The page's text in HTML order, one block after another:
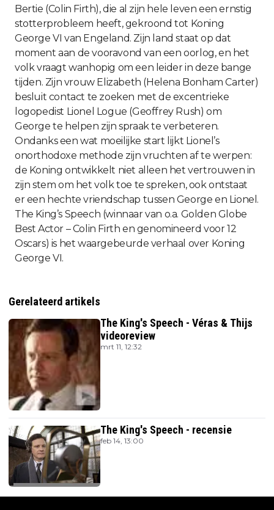
Bertie (Colin Firth), die al zijn hele leven een ernstig
stotterprobleem heeft, gekroond tot Koning
George VI van Engeland. Zijn land staat op dat
moment aan de vooravond van een oorlog, en het
volk vraagt wanhopig om een leider in deze bange
tijden. Zijn vrouw Elizabeth (Helena Bonham Carter)
besluit contact te zoeken met de excentrieke
logopedist Lionel Logue (Geoffrey Rush) om
George te helpen zijn spraak te verbeteren.
Ondanks een wat moeilijke start lijkt Lionel’s
onorthodoxe methode zijn vruchten af te werpen:
de Koning ontwikkelt niet alleen het vertrouwen in
zijn stem om het volk toe te spreken, ook ontstaat
er een hechte vriendschap tussen George en Lionel.
The King’s Speech (winnaar van o.a. Golden Globe
Best Actor – Colin Firth en genomineerd voor 12
Oscars) is het waargebeurde verhaal over Koning
George VI.
Gerelateerd artikels
The King's Speech - Véras & Thijs
videoreview
mrt 11, 12:32
The King's Speech - recensie
feb 14, 13:00